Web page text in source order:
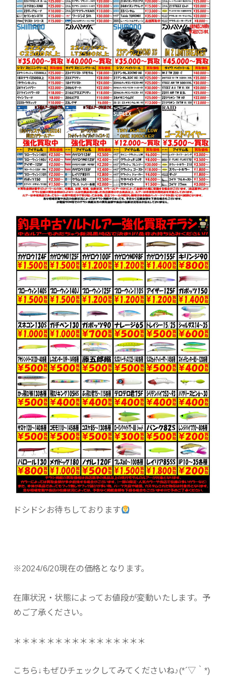
ドシドシお待ちしております
※2024/6/20現在の価格となります。
在庫状況・状態によってお値段が変動いたします。予
めご了承ください。
＊＊＊＊＊＊＊＊＊＊＊＊＊＊＊＊
こちら↓もぜひチェックしてみてくださいね♪(*´▽｀*)